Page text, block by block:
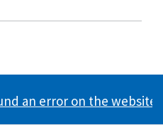
an error on the website?